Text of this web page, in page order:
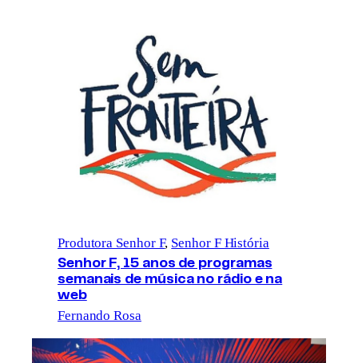
Produtora Senhor F, Senhor F História
Senhor F, 15 anos de programas
semanais de música no rádio e na
web
Fernando Rosa